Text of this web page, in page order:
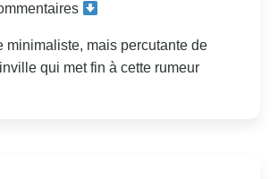
minimaliste, mais percutante de
qui met fin à cette rumeur